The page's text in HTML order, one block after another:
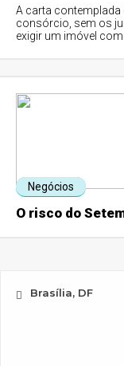
A carta
consórcio, sem os
exigir um imóvel
Negócios
O risco do
Brasília, DF